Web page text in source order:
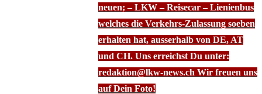
neuen; – LKW – Reisecar – Lienienbus
welches die Verkehrs-Zulassung soeben
erhalten hat, ausserhalb von DE, AT
und CH. Uns erreichst Du unter:
redaktion@lkw-news.ch Wir freuen uns
auf Dein Foto!